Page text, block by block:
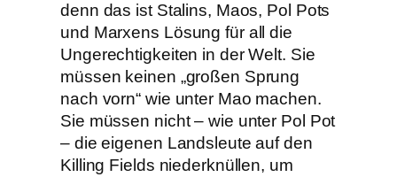
denn das ist Stalins, Maos, Pol Pots
und Marxens Lösung für all die
Ungerechtigkeiten in der Welt. Sie
müssen keinen „großen Sprung
nach vorn“ wie unter Mao machen.
Sie müssen nicht – wie unter Pol Pot
– die eigenen Landsleute auf den
Killing Fields niederknüllen, um